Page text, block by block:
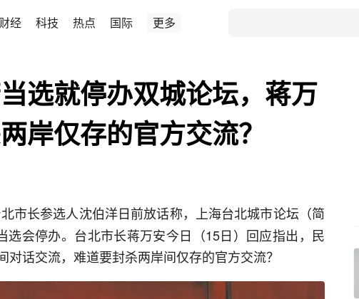
财经 科技 热点 国际 更多
选就停办双城论坛，蒋万
岸仅存的官方交流？
市长参选人沈伯洋日前放话称，上海台北城市论坛（简
选会停办。台北市长蒋万安今日（15日）回应指出，民
话交流，难道要封杀两岸间仅存的官方交流？